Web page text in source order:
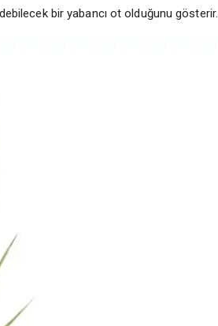
bir yabancı ot olduğunu gösterir.